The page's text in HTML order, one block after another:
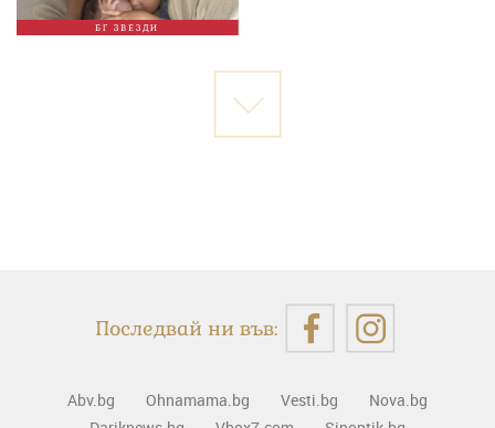
БГ ЗВЕЗДИ
Последвай ни във:
Abv.bg Ohnamama.bg Vesti.bg
Nova.bg